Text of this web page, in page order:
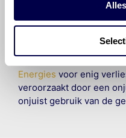
raadplegen en te
hij/zij de ervaring, de
veilige en verantwoorde
Energies voor enig
veroorzaakt door een
onjuist gebruik van de